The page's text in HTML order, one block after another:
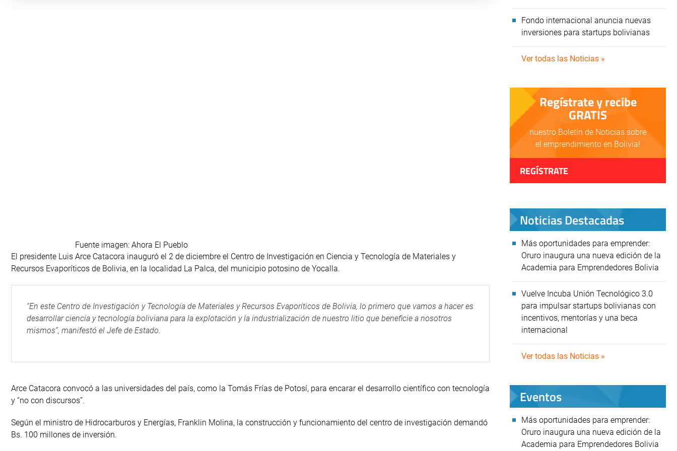
Fuente imagen: Ahora El Pueblo
El presidente Luis Arce Catacora inauguró el 2 de diciembre el Centro de Investigación en Ciencia y Tecnología de Materiales y
Recursos Evaporíticos de Bolivia, en la localidad La Palca, del municipio potosino de Yocalla.
“En este Centro de Investigación y Tecnología de Materiales y Recursos Evaporíticos de Bolivia, lo primero que vamos a hacer es
desarrollar ciencia y tecnología boliviana para la explotación y la industrialización de nuestro litio que beneficie a nosotros
mismos”, manifestó el Jefe de Estado.
Arce Catacora convocó a las universidades del país, como la Tomás Frías de Potosí, para encarar el desarrollo científico con tecnología
y “no con discursos”.
Según el ministro de Hidrocarburos y Energías, Franklin Molina, la construcción y funcionamiento del centro de investigación demandó
Bs. 100 millones de inversión.
Fondo internacional anuncia nuevas
inversiones para startups bolivianas
Ver todas las Noticias »
Regístrate y recibe
GRATIS
nuestro Boletín de Noticias sobre
el emprendimiento en Bolivia!
REGÍSTRATE
Noticias Destacadas
Más oportunidades para emprender:
Oruro inaugura una nueva edición de la
Academia para Emprendedores Bolivia
Vuelve Incuba Unión Tecnológico 3.0
para impulsar startups bolivianas con
incentivos, mentorías y una beca
internacional
Ver todas las Noticias »
Eventos
Más oportunidades para emprender:
Oruro inaugura una nueva edición de la
Academia para Emprendedores Bolivia